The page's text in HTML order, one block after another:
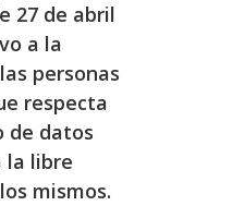
27 de abril
a la
personas
respecta
de datos
la libre
mismos.